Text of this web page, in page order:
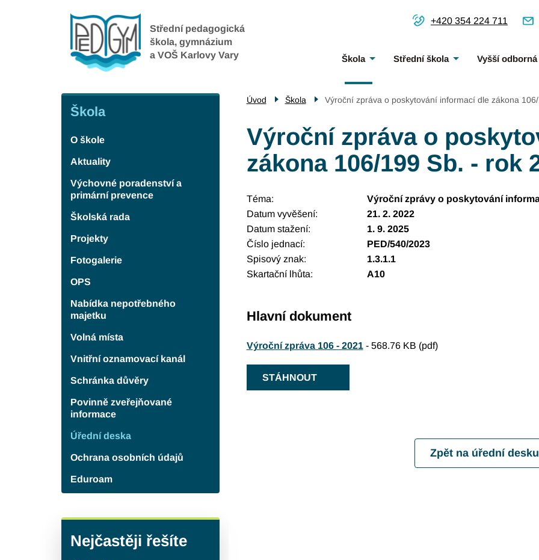
Střední pedagogická
škola, gymnázium
a VOŠ Karlovy Vary
+420 354 224 711
Menu
navigace
Škola Střední škola Vyšší
Škola
Škola
O škole
Aktuality
Výchovné poradenství a
primární prevence
Školská rada
Projekty
Fotogalerie
OPS
Nabídka nepotřebného
majetku
Volná místa
Vnitřní oznamovací kanál
Schránka důvěry
Povinně zveřejňované
informace
Úřední deska
Ochrana osobních údajů
Eduroam
Nejčastěji řešíte
Úvod Škola Výroční zpráva o poskytování informací dle zákona
Výroční zpráva o
zákona 106/199 Sb. - rok
Téma
Výroční zprávy o poskytování
Datum vyvěšení
21. 2. 2022
Datum stažení
1. 9. 2025
Číslo jednací
PED/540/2023
Spisový znak
1.3.1.1
Skartační lhůta
A10
Hlavní dokument
Výroční zpráva 106 - 2021 - 568.76 KB (pdf)
STÁHNOUT
Zpět na úřední desku